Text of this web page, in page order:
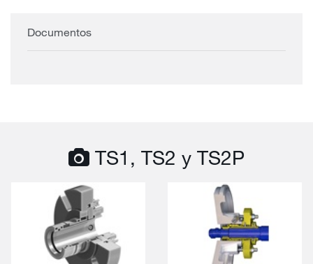
Documentos
TS1, TS2 y TS2P